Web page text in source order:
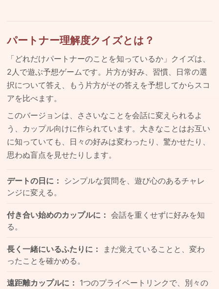
パートナー理解度クイズとは？
「どれだけパートナーのことを知っているか」クイズは、
2人で遊ぶ予想ゲームです。片方が好み、習慣、日常の選
択について答え、もう片方がその答えを予想してからスコ
アを比べます。
このバージョンは、ささいなことを会話に変えられるよ
う、カップル向けに作られています。大きなことはお互い
に知っていても、日々の好みは変わったり、驚かせたり、
思わぬ盲点を見せたりします。
デートの日に：
シンプルな質問を、遊び心のあるチャレ
ンジに変える。
付き合い始めのカップルに： 会話を重くせずに好みを知
る。
長く一緒にいるふたりに：
まだ覚えていることと、変わ
ったことを確かめる。
遠距離カップルに： 1つのプライベートリンクで、別々の